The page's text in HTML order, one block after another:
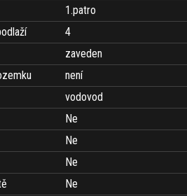
1.patro
4
zaveden
není
vodovod
Ne
Ne
Ne
Ne